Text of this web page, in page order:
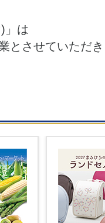
」は
とさせていただ